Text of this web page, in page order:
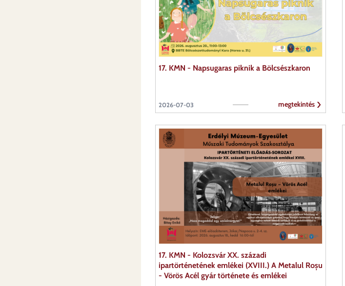
17. KMN - Napsugaras piknik a Bölcsészkaron
2026-07-03 megtekintés
17. KMN - Kolozsvár XX. századi
ipartörténetének emlékei (XVIII.) A Metalul Roșu
- Vörös Acél gyár története és emlékei